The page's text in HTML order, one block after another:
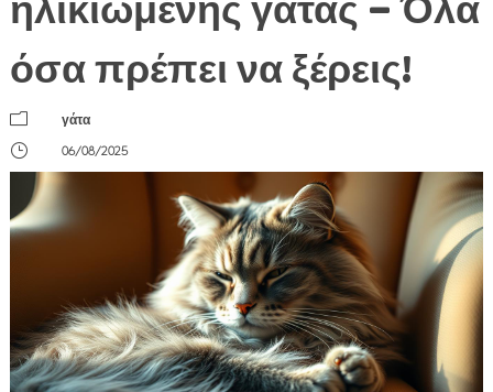
όσα πρέπει να ξέρεις!
m
γάτα
}
06/08/2025